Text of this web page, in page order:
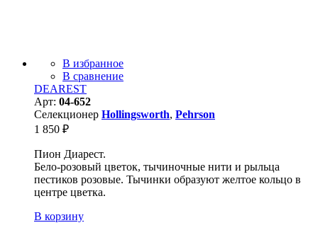
В избранное
В сравнение
DEAREST
Арт: 04-652
Селекционер Hollingsworth, Pehrson
1 850 ₽
Пион Диарест.
Бело-розовый цветок, тычиночные нити и рыльца
пестиков розовые. Тычинки образуют желтое кольцо в
центре цветка.
В корзину